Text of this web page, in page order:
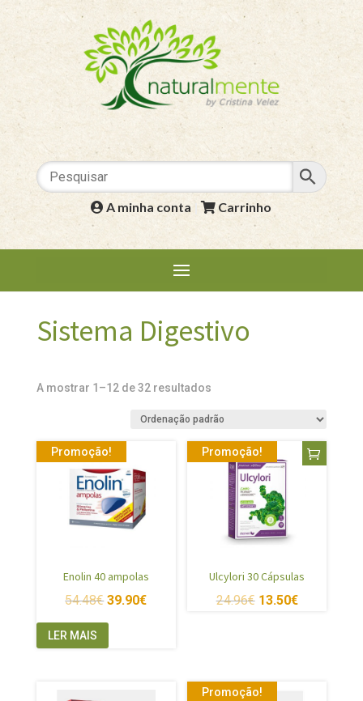
A minha conta | Carrinho
Sistema Digestivo
A mostrar 1–12 de 32 resultados
Promoção!
Enolin 40 ampolas
54.48€ 39.90€
LER MAIS
Promoção!
Ulcylori 30 Cápsulas
24.96€ 13.50€
Promoção!